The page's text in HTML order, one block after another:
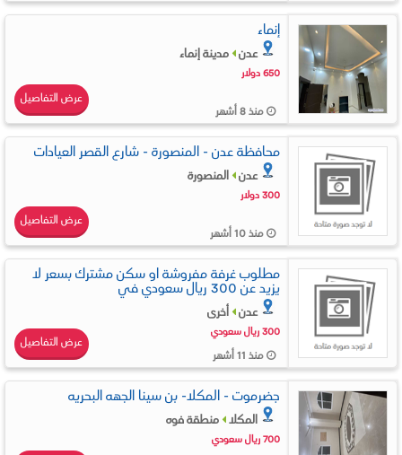
إنماء
عدن مدينة إنماء
650 دولار
منذ 8 أشهر
عرض التفاصيل
محافظة عدن - المنصورة - شارع القصر العيادات
عدن المنصورة
300 دولار
منذ 10 أشهر
عرض التفاصيل
مطلوب غرفة مفروشة او سكن مشترك بسعر لا
يزيد عن 300 ريال سعودي في
عدن أخرى
300 ريال سعودي
منذ 11 أشهر
عرض التفاصيل
جضرموت - المكلا- بن سينا الجهه البحريه
المكلا منطقة فوه
700 ريال سعودي